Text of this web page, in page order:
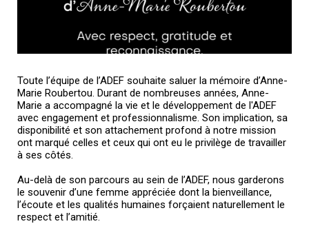
Toute l’équipe de l’ADEF souhaite saluer la mémoire d’Anne-
Marie Roubertou. Durant de nombreuses années, Anne-
Marie a accompagné la vie et le développement de l'ADEF
avec engagement et professionnalisme. Son implication, sa
disponibilité et son attachement profond à notre mission
ont marqué celles et ceux qui ont eu le privilège de travailler
à ses côtés.
Au-delà de son parcours au sein de l’ADEF, nous garderons
le souvenir d’une femme appréciée dont la bienveillance,
l’écoute et les qualités humaines forçaient naturellement le
respect et l’amitié.